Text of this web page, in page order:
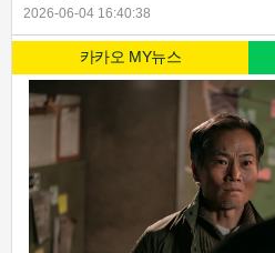
2026-06-04 16:40:38
카카오 MY뉴스